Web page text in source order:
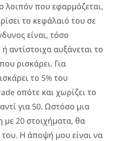
λοιπόν που εφαρμόζεται,
το κεφάλαιό του σε
είναι, τόσο
αντίστοιχα αυξάνεται το
ρισκάρει. Για
το 5% του
οπότε και χωρίζει το
για 50. Ωστόσο μια
με 20 στοιχήματα, θα
του. Η άποψή μου είναι να